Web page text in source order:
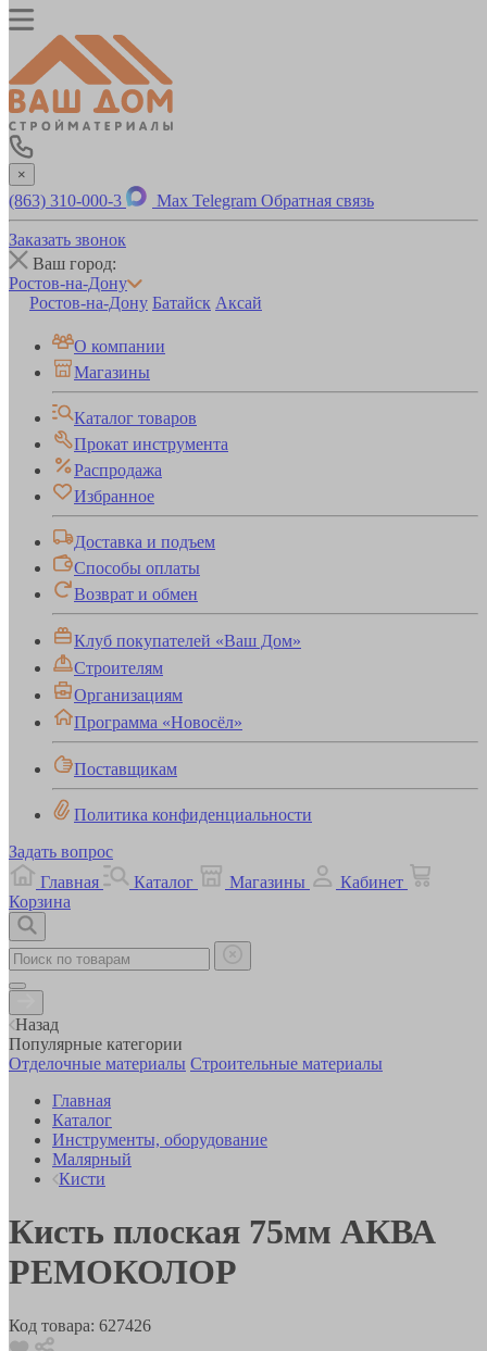
×
(863) 310-000-3 Max Telegram Обратная связь
Заказать звонок
Ваш город:
Ростов-на-Дону
Ростов-на-Дону Батайск Аксай
О компании
Магазины
Каталог товаров
Прокат инструмента
Распродажа
Избранное
Доставка и подъем
Способы оплаты
Возврат и обмен
Клуб покупателей «Ваш Дом»
Строителям
Организациям
Программа «Новосёл»
Поставщикам
Политика конфиденциальности
Задать вопрос
Главная
Каталог Магазины
Кабинет
Корзина
Назад
Популярные категории
Отделочные материалы Строительные материалы
Главная
Каталог
Инструменты, оборудование
Малярный
Кисти
Кисть плоская 75мм АКВА
РЕМОКОЛОР
Код товара: 627426